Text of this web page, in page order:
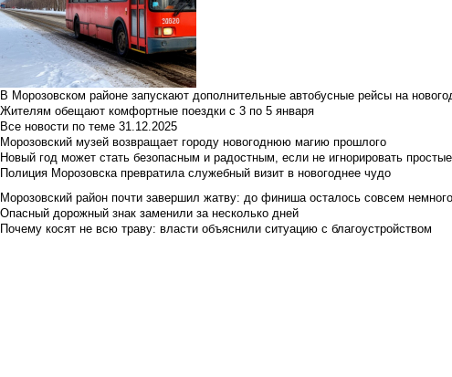
В Морозовском районе запускают дополнительные автобусные рейсы на
Жителям обещают комфортные поездки с 3 по 5 января
Все новости по теме 31.12.2025
Морозовский музей возвращает городу новогоднюю магию прошлого
Новый год может стать безопасным и радостным, если не игнорировать
Полиция Морозовска превратила служебный визит в новогоднее чудо
Морозовский район почти завершил жатву: до финиша осталось совсем немного
Опасный дорожный знак заменили за несколько дней
Почему косят не всю траву: власти объяснили ситуацию с благоустройством